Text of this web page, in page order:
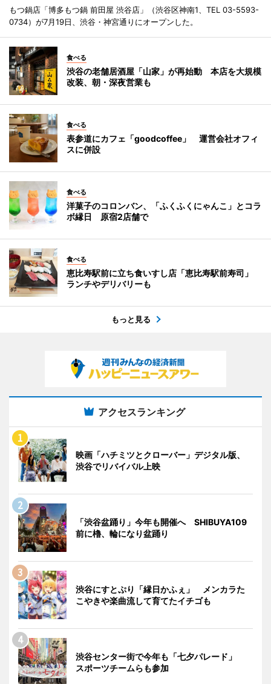
もつ鍋店「博多もつ鍋 前田屋 渋谷店」（渋谷区神南1、TEL 03-5593-
0734）が7月19日、渋谷・神宮通りにオープンした。
食べる
渋谷の老舗居酒屋「山家」が再始動 本店を大規模
改装、朝・深夜営業も
食べる
表参道にカフェ「goodcoffee」 運営会社オフィ
スに併設
食べる
洋菓子のコロンバン、「ふくふくにゃんこ」とコラ
ボ縁日 原宿2店舗で
食べる
恵比寿駅前に立ち食いすし店「恵比寿駅前寿司」
ランチやデリバリーも
もっと見る
アクセスランキング
映画「ハチミツとクローバー」デジタル版、
渋谷でリバイバル上映
「渋谷盆踊り」今年も開催へ SHIBUYA109
前に櫓、輪になり盆踊り
渋谷にすとぷり「縁日かふぇ」 メンカラた
こやきや楽曲流して育てたイチゴも
渋谷センター街で今年も「七夕パレード」
スポーツチームらも参加